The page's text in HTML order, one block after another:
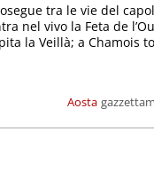
Aosta
tra le vie del
nel vivo la Feta de
la Veillà; a Chamois